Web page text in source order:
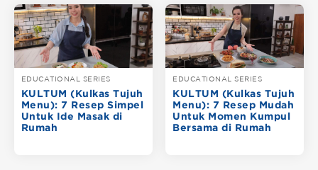
EDUCATIONAL SERIES
KULTUM (Kulkas Tujuh
Menu): 7 Resep Simpel
Untuk Ide Masak di
Rumah
EDUCATIONAL SERIES
KULTUM (Kulkas Tujuh
Menu): 7 Resep Mudah
Untuk Momen Kumpul
Bersama di Rumah